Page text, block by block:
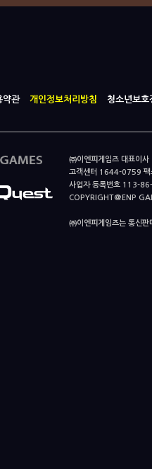
약관 개인정보처리방침 청소년보호
㈜이엔피게임즈 대표이
고객센터 1644-0759
사업자 등록번호 113-
COPYRIGHT@ENP
㈜이엔피게임즈는 통신판